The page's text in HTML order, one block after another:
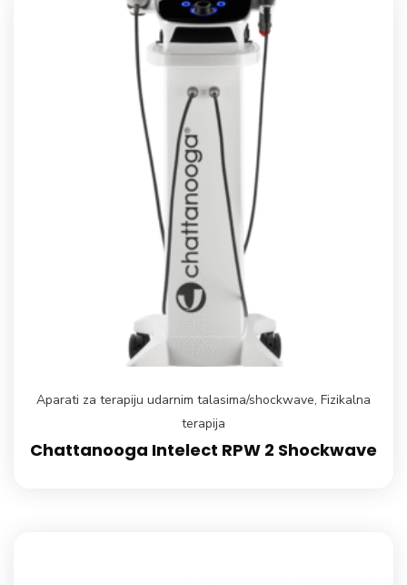
Aparati za terapiju udarnim talasima/shockwave, Fizikalna
terapija
Chattanooga Intelect RPW 2 Shockwave